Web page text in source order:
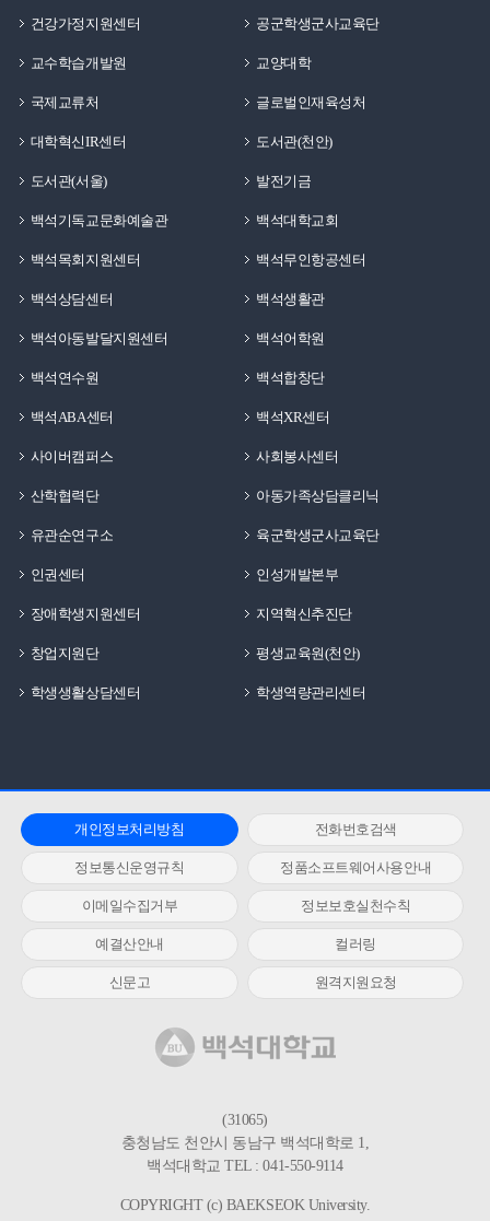
건강가정지원센터 공군학생군사교육단
교수학습개발원 교양대학
국제교류처 글로벌인재육성처
대학혁신IR센터 도서관(천안)
도서관(서울) 발전기금
백석기독교문화예술관 백석대학교회
백석목회지원센터 백석무인항공센터
백석상담센터 백석생활관
백석아동발달지원센터 백석어학원
백석연수원 백석합창단
백석ABA센터 백석XR센터
사이버캠퍼스 사회봉사센터
산학협력단 아동가족상담클리닉
유관순연구소 육군학생군사교육단
인권센터 인성개발본부
장애학생지원센터 지역혁신추진단
창업지원단 평생교육원(천안)
학생생활상담센터 학생역량관리센터
개인정보처리방침 전화번호검색
정보통신운영규칙 정품소프트웨어사용안내
이메일수집거부 정보보호실천수칙
예결산안내 컬러링
신문고 원격지원요청
(31065)
충청남도 천안시 동남구 백석대학로 1,
백석대학교 TEL : 041-550-9114
COPYRIGHT (c) BAEKSEOK University.